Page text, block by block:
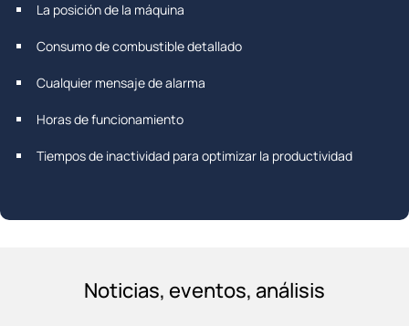
La posición de la máquina
Consumo de combustible detallado
Cualquier mensaje de alarma
Horas de funcionamiento
Tiempos de inactividad para optimizar la productividad
Noticias, eventos, análisis